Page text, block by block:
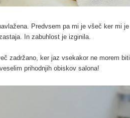
Predvsem pa mi je všeč ker mi je
In zabuhlost je izginila.
zadržano, ker jaz vsekakor ne morem biti
prihodnjih obiskov salona!